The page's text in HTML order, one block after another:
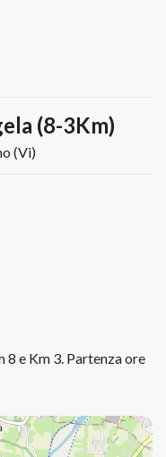
(8-3Km)
(Vi)
e Km 3. Partenza ore